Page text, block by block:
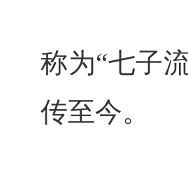
称为“七子
传至今。